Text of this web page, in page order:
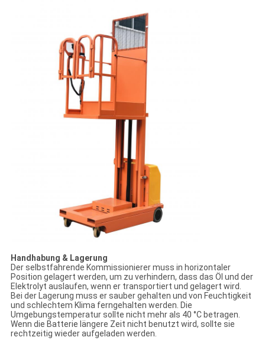
Handhabung & Lagerung
Der selbstfahrende Kommissionierer muss in horizontaler
Position gelagert werden, um zu verhindern, dass das Öl und der
Elektrolyt auslaufen, wenn er transportiert und gelagert wird.
Bei der Lagerung muss er sauber gehalten und von Feuchtigkeit
und schlechtem Klima ferngehalten werden. Die
Umgebungstemperatur sollte nicht mehr als 40 °C betragen.
Wenn die Batterie längere Zeit nicht benutzt wird, sollte sie
rechtzeitig wieder aufgeladen werden.